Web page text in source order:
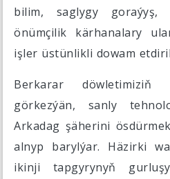
bilim, saglygy goraýyş,
önümçilik kärhanalary
işler üstünlikli dowam
Berkarar döwletimiziň
görkezýän, sanly
Arkadag şäherini
alnyp barylýar. Häzirki
ikinji tapgyrynyň